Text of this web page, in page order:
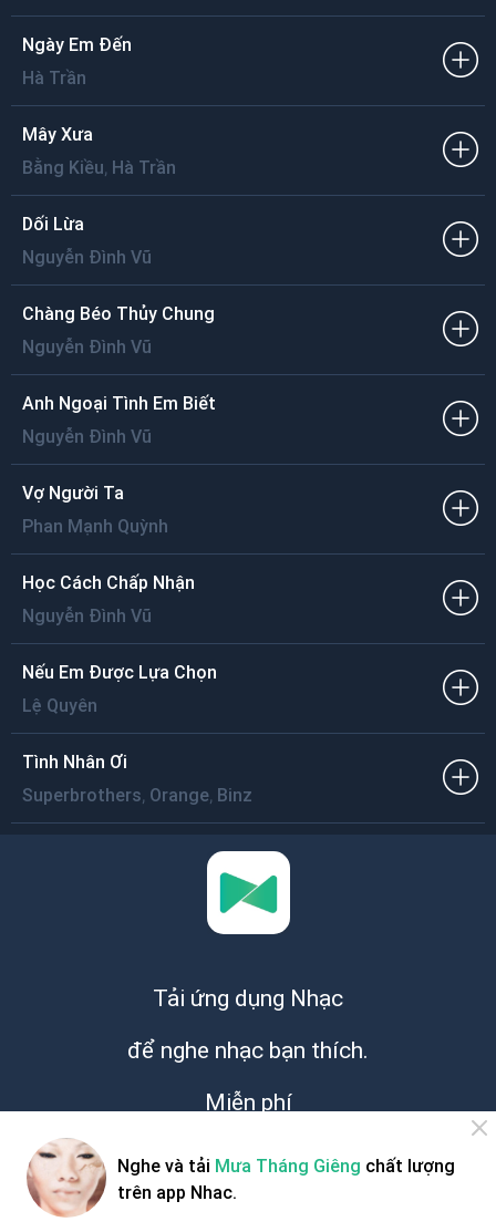
Ngày Em Đến
Hà Trần
Mây Xưa
Bằng Kiều, Hà Trần
Dối Lừa
Nguyễn Đình Vũ
Chàng Béo Thủy Chung
Nguyễn Đình Vũ
Anh Ngoại Tình Em Biết
Nguyễn Đình Vũ
Vợ Người Ta
Phan Mạnh Quỳnh
Học Cách Chấp Nhận
Nguyễn Đình Vũ
Nếu Em Được Lựa Chọn
Lệ Quyên
Tình Nhân Ơi
Superbrothers, Orange, Binz
Tải ứng dụng Nhạc
để nghe nhạc bạn thích.
Miễn phí
Nghe và tải Mưa Tháng Giêng chất lượng
trên app Nhac.